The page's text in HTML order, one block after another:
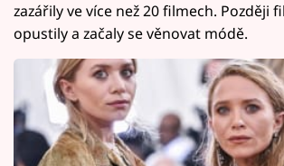
zazářily ve více než 20 filmech. Později
opustily a začaly se věnovat módě.